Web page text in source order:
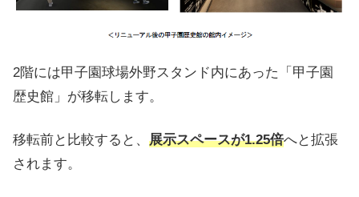
2階には甲子園球場外野スタンド内にあった「甲子園
歴史館」が移転します。
移転前と比較すると、 展示スペースが1.25倍へと拡張
されます。